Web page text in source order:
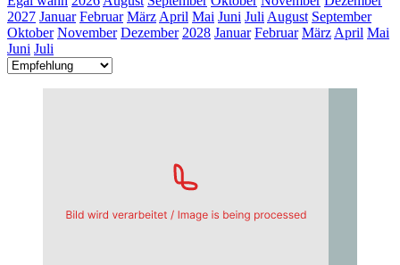
2027 Januar Februar März April Mai Juni Juli August September
Oktober November Dezember 2028 Januar Februar März April Mai
Juni Juli